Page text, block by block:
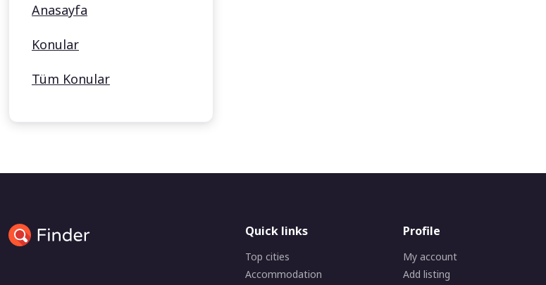
Anasayfa
Konular
Tüm Konular
Quick links
Top cities
Accommodation
Profile
My account
Add listing